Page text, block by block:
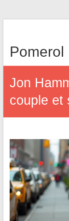
Pomerol
Jon
couple et